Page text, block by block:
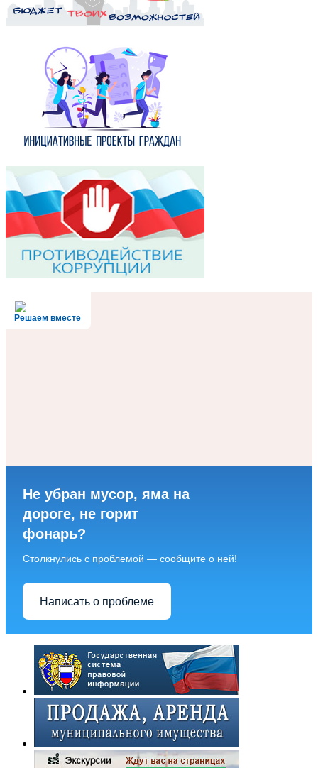
Решаем вместе
Не убран мусор, яма на
дороге, не горит
фонарь?
Столкнулись с проблемой — сообщите о ней!
Написать о проблеме